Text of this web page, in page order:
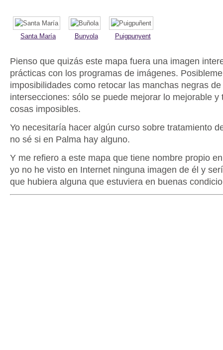
Santa María Bunyola Puigpunyent
Pienso que quizás este mapa fuera una imagen
prácticas con los programas de imágenes.
imposibilidades como retocar las manchas negras de
intersecciones: sólo se puede mejorar lo mejorable y
cosas imposibles.
Yo necesitaría hacer algún curso sobre tratamiento
no sé si en Palma hay alguno.
Y me refiero a este mapa que tiene nombre propio
yo no he visto en Internet ninguna imagen de él y
que hubiera alguna que estuviera en buenas